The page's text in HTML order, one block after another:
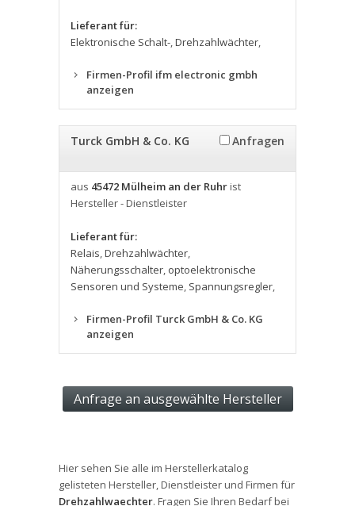
Lieferant für:
Elektronische Schalt-,Drehzahlwächter,
Firmen-Profil ifm electronic gmbh
anzeigen
Turck GmbH & Co. KG Anfragen
aus 45472 Mülheim an der Ruhrist
Hersteller - Dienstleister
Lieferant für:
Relais,Drehzahlwächter,
Näherungsschalter, optoelektronische
Sensoren und Systeme, Spannungsregler,
Firmen-Profil Turck GmbH & Co. KG
anzeigen
Hier sehen Sie alle im Herstellerkatalog
gelisteten Hersteller, Dienstleister und Firmen für
Drehzahlwaechter. Fragen Sie Ihren Bedarf bei